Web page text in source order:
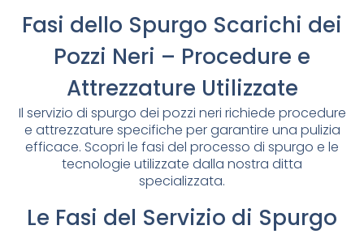
Fasi dello Spurgo Scarichi dei
Pozzi Neri – Procedure e
Attrezzature Utilizzate
Il servizio di spurgo dei pozzi neri richiede procedure
e attrezzature specifiche per garantire una pulizia
efficace. Scopri le fasi del processo di spurgo e le
tecnologie utilizzate dalla nostra ditta
specializzata.
Le Fasi del Servizio di Spurgo